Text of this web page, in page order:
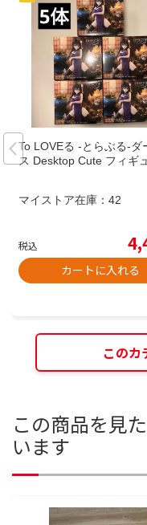
To LOVEる -とらぶる-ダ
ス Desktop Cute フィギ
マイストア在庫： 42
税込
カートに入れる
このカ
この商品を見
います